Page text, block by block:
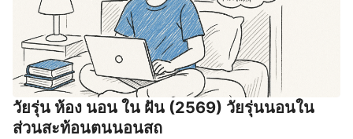
วัยรุ่น ห้อง นอน ใน ฝัน (2569) วัยรุ่นนอนใน
ส่วนสะท้อนตนนอนสถ